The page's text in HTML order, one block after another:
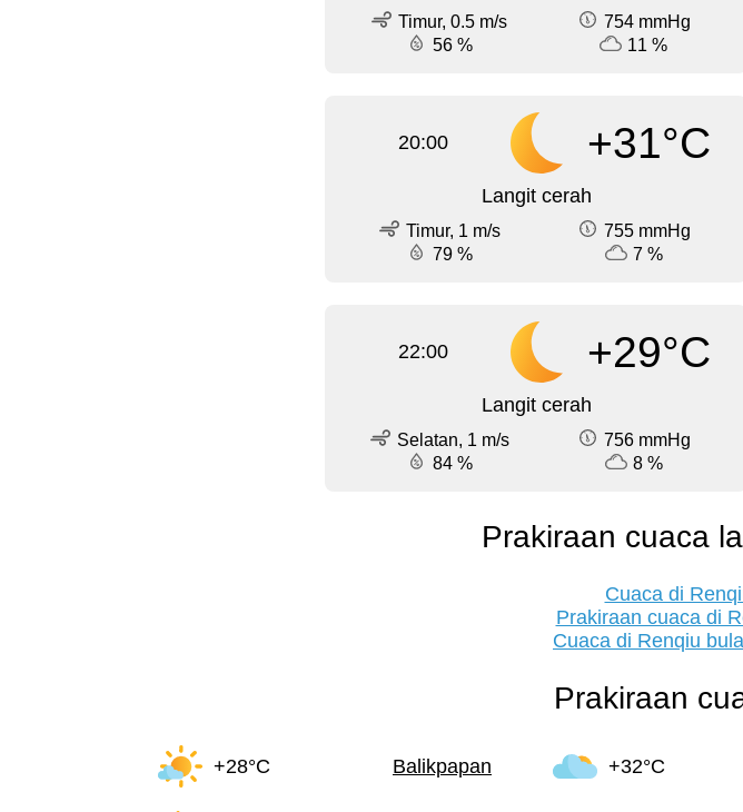
Timur, 0.5 m/s
754 mmHg
56 %
11 %
20:00 +31°C
Langit cerah
Timur, 1 m/s
755 mmHg
79 %
7 %
22:00 +29°C
Langit cerah
Selatan, 1 m/s
756 mmHg
84 %
8 %
Prakiraan cuaca
Cuaca di
Prakiraan cuaca di
Cuaca di Renqiu
Prakiraan
+28°C Balikpapan +32°C